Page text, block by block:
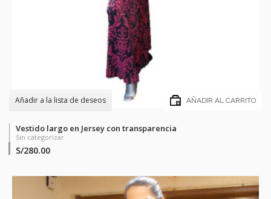
Añadir a la lista de deseos AÑADIR AL CARRITO
Vestido largo en Jersey con transparencia
Sin categorizar
S/280.00